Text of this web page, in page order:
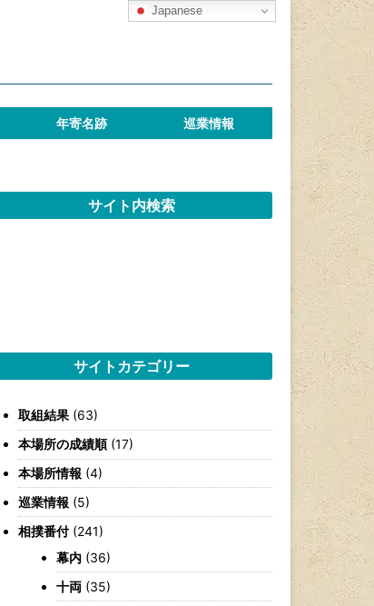
年寄名跡 巡業情報
サイト内検索
サイトカテゴリー
取組結果 (63)
本場所の成績順(17)
本場所情報 (4)
巡業情報 (5)
相撲番付(241)
幕内 (36)
十両 (35)
Japanese